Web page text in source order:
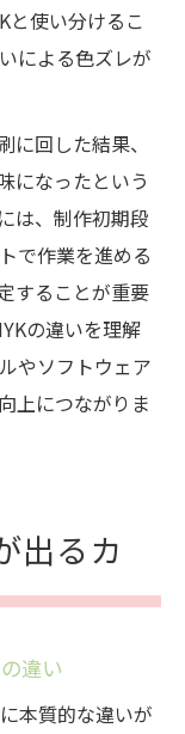
と使い分けるこ
による色ズレが
回した結果、
になったという
は、制作初期段
で作業を進める
することが重要
の違いを理解
やソフトウェア
上につながりま
出るカ
違い
本質的な違いが